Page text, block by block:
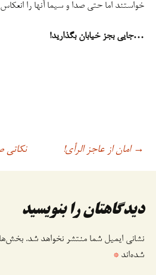
خواستند اما حتی صدا و سیما آنها را انعکاس
…جایی بجز خیابان بگذارید!
ناوبری
نوشته
→ امان از عاجز الرأی! نکاتی
دیدگاهتان را بنویسید
نشانی ایمیل شما منتشر نخواهد شد.
شده‌اند *